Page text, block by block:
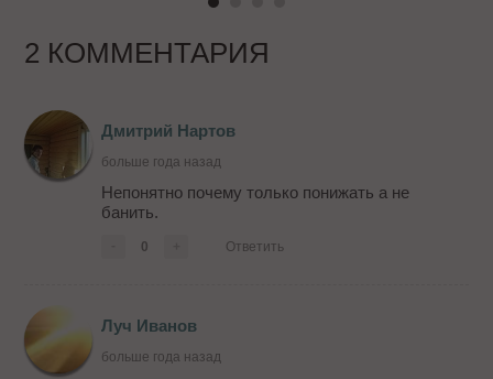
2 КОММЕНТАРИЯ
Дмитрий Нартов
больше года назад
Непонятно почему только понижать а не
банить.
0 Ответить
Луч Иванов
больше года назад